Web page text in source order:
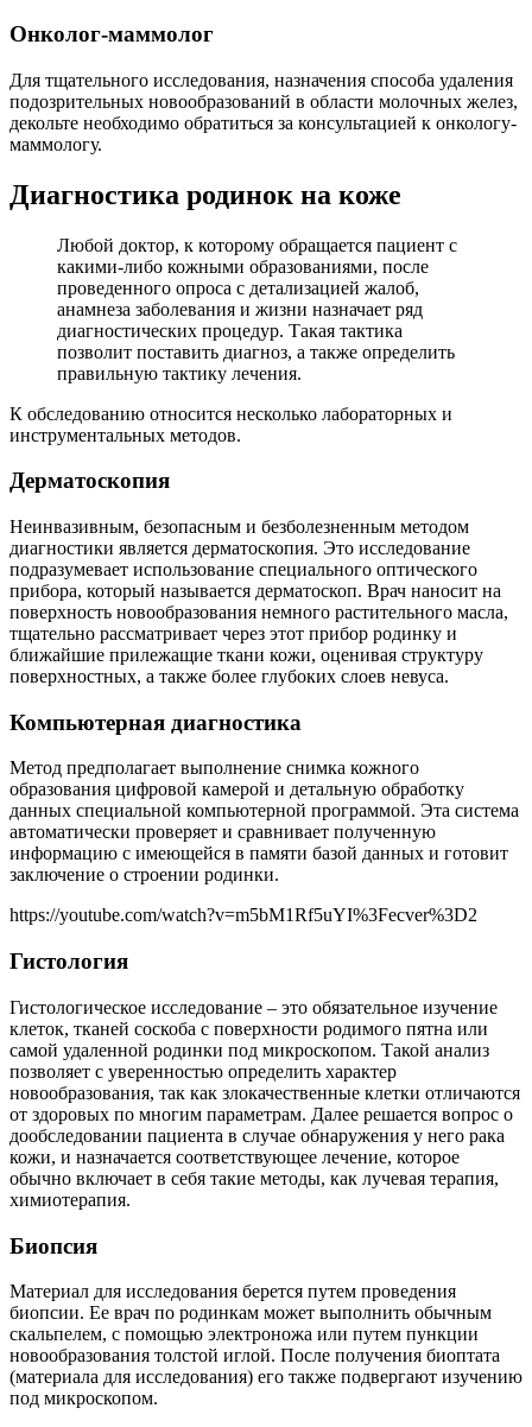
Онколог-маммолог
Для тщательного исследования, назначения способа удаления
подозрительных новообразований в области молочных желез,
декольте необходимо обратиться за консультацией к онкологу-
маммологу.
Диагностика родинок на коже
Любой доктор, к которому обращается пациент с
какими-либо кожными образованиями, после
проведенного опроса с детализацией жалоб,
анамнеза заболевания и жизни назначает ряд
диагностических процедур. Такая тактика
позволит поставить диагноз, а также определить
правильную тактику лечения.
К обследованию относится несколько лабораторных и
инструментальных методов.
Дерматоскопия
Неинвазивным, безопасным и безболезненным методом
диагностики является дерматоскопия. Это исследование
подразумевает использование специального оптического
прибора, который называется дерматоскоп. Врач наносит на
поверхность новообразования немного растительного масла,
тщательно рассматривает через этот прибор родинку и
ближайшие прилежащие ткани кожи, оценивая структуру
поверхностных, а также более глубоких слоев невуса.
Компьютерная диагностика
Метод предполагает выполнение снимка кожного
образования цифровой камерой и детальную обработку
данных специальной компьютерной программой. Эта система
автоматически проверяет и сравнивает полученную
информацию с имеющейся в памяти базой данных и готовит
заключение о строении родинки.
https://youtube.com/watch?v=m5bM1Rf5uYI%3Fecver%3D2
Гистология
Гистологическое исследование – это обязательное изучение
клеток, тканей соскоба с поверхности родимого пятна или
самой удаленной родинки под микроскопом. Такой анализ
позволяет с уверенностью определить характер
новообразования, так как злокачественные клетки отличаются
от здоровых по многим параметрам. Далее решается вопрос о
дообследовании пациента в случае обнаружения у него рака
кожи, и назначается соответствующее лечение, которое
обычно включает в себя такие методы, как лучевая терапия,
химиотерапия.
Биопсия
Материал для исследования берется путем проведения
биопсии. Ее врач по родинкам может выполнить обычным
скальпелем, с помощью электроножа или путем пункции
новообразования толстой иглой. После получения биоптата
(материала для исследования) его также подвергают изучению
под микроскопом.